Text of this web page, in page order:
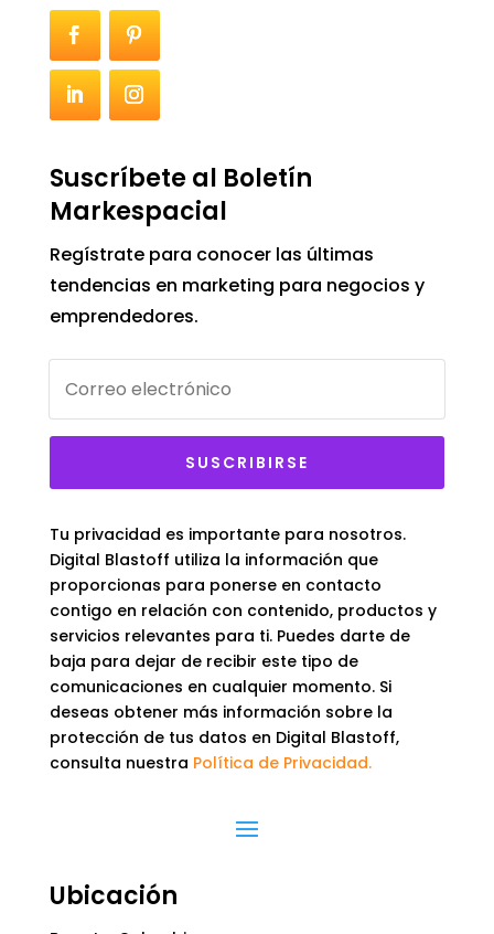
Suscríbete al Boletín
Markespacial
Regístrate para conocer las últimas
tendencias en marketing para negocios y
emprendedores.
SUSCRIBIRSE
Tu privacidad es importante para nosotros.
Digital Blastoff utiliza la información que
proporcionas para ponerse en contacto
contigo en relación con contenido, productos y
servicios relevantes para ti. Puedes darte de
baja para dejar de recibir este tipo de
comunicaciones en cualquier momento. Si
deseas obtener más información sobre la
protección de tus datos en Digital Blastoff,
consulta nuestra Política de Privacidad.
Ubicación